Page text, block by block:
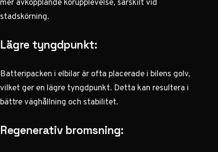
stadskörning.
Lägre tyngdpunkt:
Batteripacken i elbilar är ofta placerade i bilens golv,
vilket ger en lägre tyngdpunkt. Detta kan resultera i
bättre väghållning och stabilitet.
Regenerativ bromsning: